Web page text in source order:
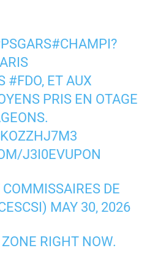
#CHAMPI?
#FDO, ET AUX
PRIS EN OTAGE
J3I0EVUPON
DE
MAY 30, 2026
RIGHT NOW.